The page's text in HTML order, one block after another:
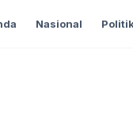
Nasional